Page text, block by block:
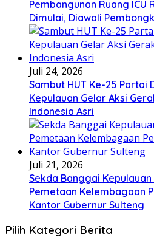
Pembangunan Ruang ICU
Dimulai, Diawali
Juli 24, 2026
Sambut HUT Ke-25 Partai
Kepulauan Gelar Aksi
Indonesia Asri
Juli 21, 2026
Sekda Banggai
Pemetaan Kelembagaan
Kantor Gubernur Sulteng
Pilih Kategori Berita